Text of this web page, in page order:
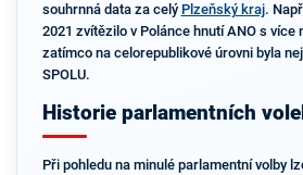
souhrnná data za celý Plzeňský kraj.
2021 zvítězilo v Polánce hnutí ANO s více
zatímco na celorepublikové úrovni byla
SPOLU.
Historie parlamentních
Při pohledu na minulé parlamentní volby